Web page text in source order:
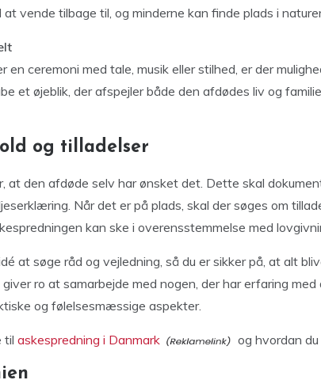
vende tilbage til, og minderne kan finde plads i
en ceremoni med tale, musik eller stilhed, er der
et øjeblik, der afspejler både den afdødes liv og
og tilladelser
at den afdøde selv har ønsket det. Dette skal
Når det er på plads, skal der søges om
kan ske i overensstemmelse med
at søge råd og vejledning, så du er sikker på, at alt
ro at samarbejde med nogen, der har erfaring med
og følelsesmæssige aspekter.
til askespredning i Danmark og hvordan